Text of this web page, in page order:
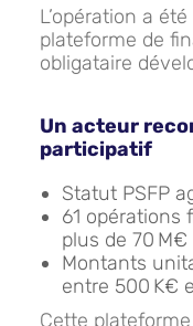
L’opération a
plateforme de
obligataire
Un acteur
participatif
Statut PSFP
61 opérations
plus de 70 M€
Montants
entre 500 K€
Cette